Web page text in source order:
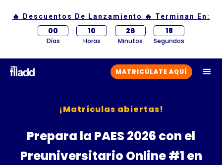
🔥 Descuentos De Lanzamiento 🔥 Terminan En:
00
Días
10
Horas
26
Minutos
16
Segundos
MATRICÚLATE AQUÍ
¡Matrículas abiertas!
Prepara la PAES 2026 con el
Preuniversitario Online #1 en